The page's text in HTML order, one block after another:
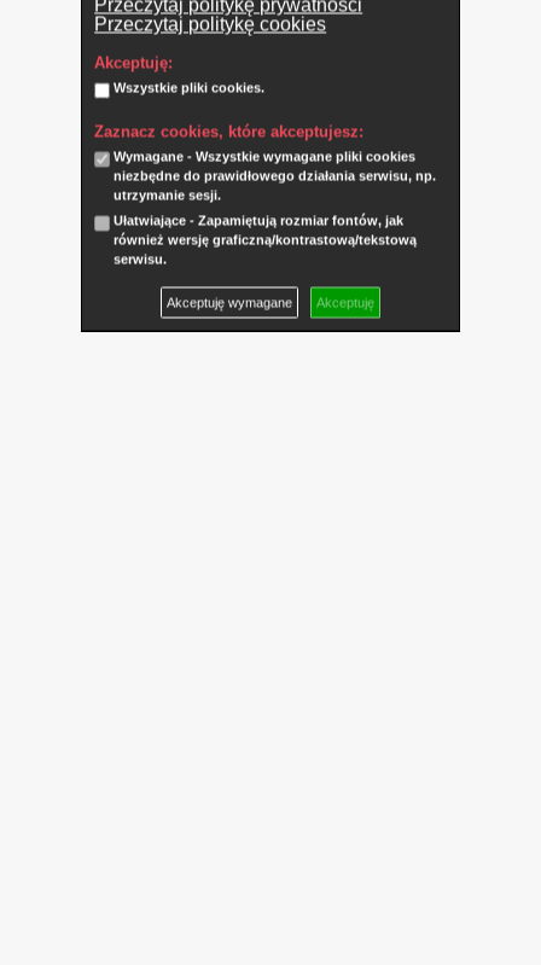
Przeczytaj politykę prywatności
Przeczytaj politykę cookies
Akceptuję:
Wszystkie pliki cookies.
Zaznacz cookies, które akceptujesz:
Wymagane - Wszystkie wymagane pliki cookies
niezbędne do prawidłowego działania serwisu, np.
utrzymanie sesji.
Ułatwiające - Zapamiętują rozmiar fontów, jak
również wersję graficzną/kontrastową/tekstową
serwisu.
Akceptuję wymagane Akceptuję